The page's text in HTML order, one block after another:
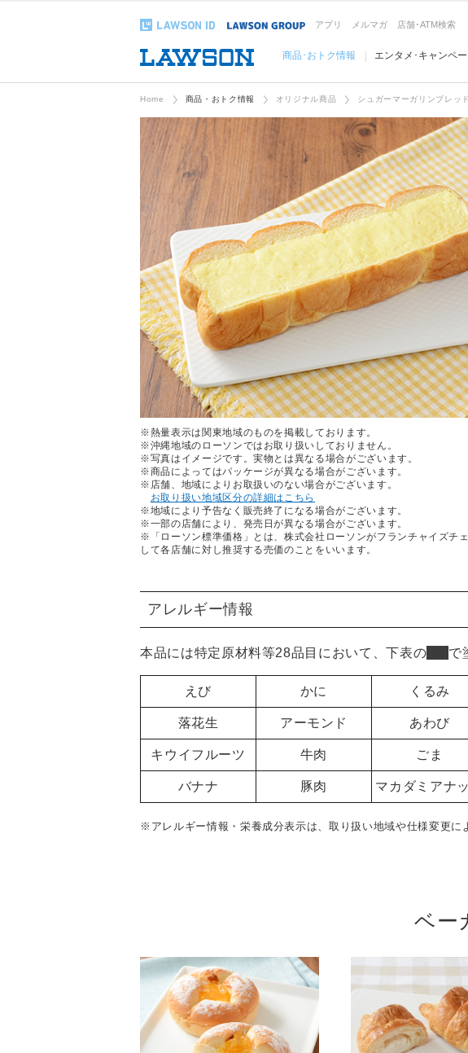
アプリ メルマガ 店舗･ATM検索
商品･おトク情報 エンタメ･キャンペ
Home 商品・おトク情報 オリジナル商品 シュガーマーガリンブレッド
※熱量表示は関東地域のものを掲載しております。
※沖縄地域のローソンではお取り扱いしておりません。
※写真はイメージです。実物とは異なる場合がございます。
※商品によってはパッケージが異なる場合がございます。
※店舗、地域によりお取扱いのない場合がございます。
お取り扱い地域区分の詳細はこちら
※地域により予告なく販売終了になる場合がございます。
※一部の店舗により、発売日が異なる場合がございます。
※「ローソン標準価格」とは、株式会社ローソンがフランチャイズチ
して各店舗に対し推奨する売価のことをいいます。
アレルギー情報
本品には特定原材料等28品目において、下表の で
えび かに くるみ
落花生 アーモンド あわび
キウイフルーツ 牛肉 ごま
バナナ 豚肉 マカダミアナ
※アレルギー情報・栄養成分表示は、取り扱い地域や仕様変更に
ベー